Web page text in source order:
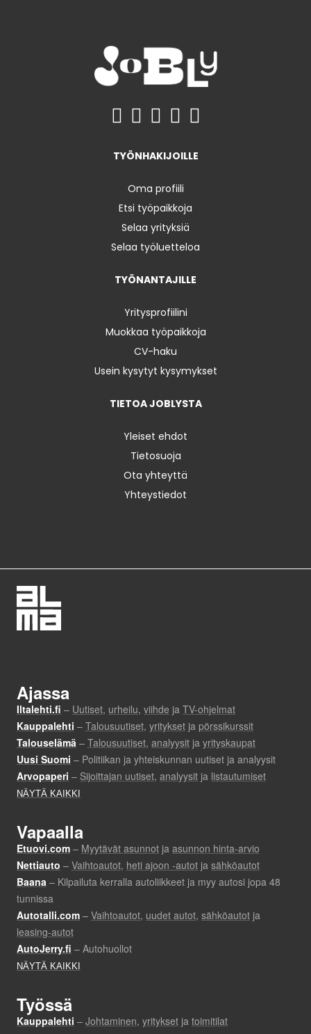
TYÖNHAKIJOILLE
Oma profiili
Etsi työpaikkoja
Selaa yrityksiä
Selaa työluetteloa
TYÖNANTAJILLE
Yritysprofiilini
Muokkaa työpaikkoja
CV-haku
Usein kysytyt kysymykset
TIETOA JOBLYSTA
Yleiset ehdot
Tietosuoja
Ota yhteyttä
Yhteystiedot